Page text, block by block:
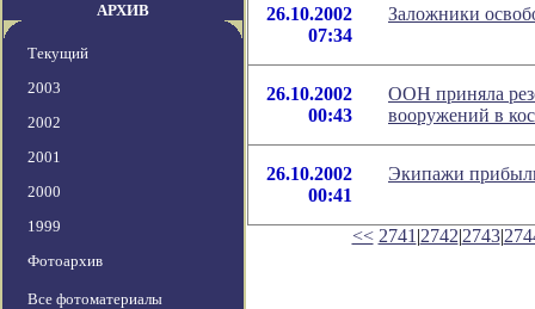
АРХИВ
Текущий
2003
2002
2001
2000
1999
Фотоархив
Все фотоматериалы
26.10.2002
07:34
Заложники
26.10.2002
00:43
ООН приняла
вооружений в
26.10.2002
00:41
Экипажи
<< 2741 |2742|2743|